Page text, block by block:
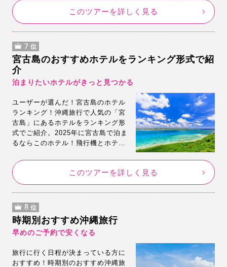
い。
このツアーを詳しく見る
7 位
宮古島のおすすめホテルをランキング形式で紹
介
泊まりたいホテルがきっと見つかる
ユーザーが選んだ！宮古島のホテル
ランキング！沖縄旅行で人気の「宮
古島」にあるホテルをランキング形
式でご紹介。2025年に宮古島で泊ま
るならこのホテル！飛行機とホテル
に悩んだら人気ランキングを参考に
してみてくださいね。このツアーを詳しく見る
8 位
時期別おすすめ沖縄旅行
早めのご予約で安くなる
旅行に行く日程が決まっている方に
おすすめ！時期別のおすすめ沖縄旅